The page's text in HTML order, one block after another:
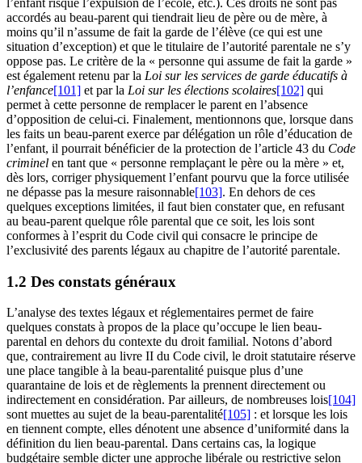
accordés au beau-parent qui tiendrait lieu de père ou de mère, à
moins qu’il n’assume de fait la garde de l’élève (ce qui est une
situation d’exception) et que le titulaire de l’autorité parentale ne s’y
oppose pas. Le critère de la « personne qui assume de fait la garde »
est également retenu par la Loi sur les services de garde éducatifs à
l’enfance[101] et par la Loi sur les élections scolaires[102] qui
permet à cette personne de remplacer le parent en l’absence
d’opposition de celui-ci. Finalement, mentionnons que, lorsque dans
les faits un beau-parent exerce par délégation un rôle d’éducation de
l’enfant, il pourrait bénéficier de la protection de l’article 43 du Code
criminel en tant que « personne remplaçant le père ou la mère » et,
dès lors, corriger physiquement l’enfant pourvu que la force utilisée
ne dépasse pas la mesure raisonnable[103]. En dehors de ces
quelques exceptions limitées, il faut bien constater que, en refusant
au beau-parent quelque rôle parental que ce soit, les lois sont
conformes à l’esprit du Code civil qui consacre le principe de
l’exclusivité des parents légaux au chapitre de l’autorité parentale.
1.2 Des constats généraux
L’analyse des textes légaux et réglementaires permet de faire
quelques constats à propos de la place qu’occupe le lien beau-
parental en dehors du contexte du droit familial. Notons d’abord
que, contrairement au livre II du Code civil, le droit statutaire réserve
une place tangible à la beau-parentalité puisque plus d’une
quarantaine de lois et de règlements la prennent directement ou
indirectement en considération. Par ailleurs, de nombreuses lois[104]
sont muettes au sujet de la beau-parentalité[105] : et lorsque les lois
en tiennent compte, elles dénotent une absence d’uniformité dans la
définition du lien beau-parental. Dans certains cas, la logique
budgétaire semble dicter une approche libérale ou restrictive selon